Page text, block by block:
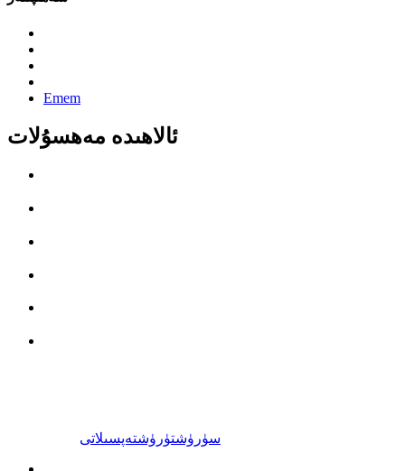
Emem
ئالاھىدە مەھسۇلات
سۈرۈشتۈرۈشتەپسىلاتى